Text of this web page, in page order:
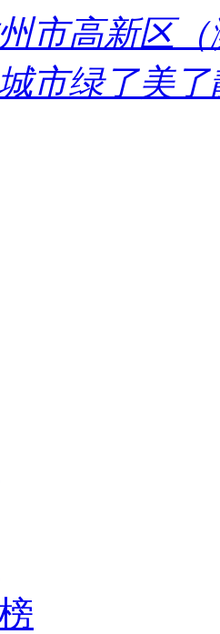
市高新区
市绿了美